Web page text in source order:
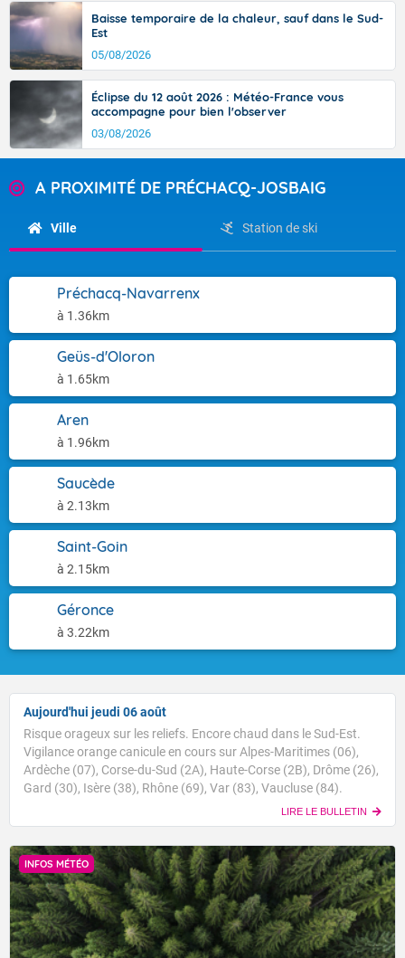
Baisse temporaire de la chaleur, sauf dans le Sud-
Est
05/08/2026
Éclipse du 12 août 2026 : Météo-France vous
accompagne pour bien l'observer
03/08/2026
A PROXIMITÉ DE PRÉCHACQ-JOSBAIG
Ville Station de ski
Préchacq-Navarrenx
à 1.36km
Geüs-d'Oloron
à 1.65km
Aren
à 1.96km
Saucède
à 2.13km
Saint-Goin
à 2.15km
Géronce
à 3.22km
Aujourd'hui jeudi 06 août
Risque orageux sur les reliefs. Encore chaud dans le Sud-Est.
Vigilance orange canicule en cours sur Alpes-Maritimes (06),
Ardèche (07), Corse-du-Sud (2A), Haute-Corse (2B), Drôme (26),
Gard (30), Isère (38), Rhône (69), Var (83), Vaucluse (84).
LIRE LE BULLETIN
INFOS MÉTÉO